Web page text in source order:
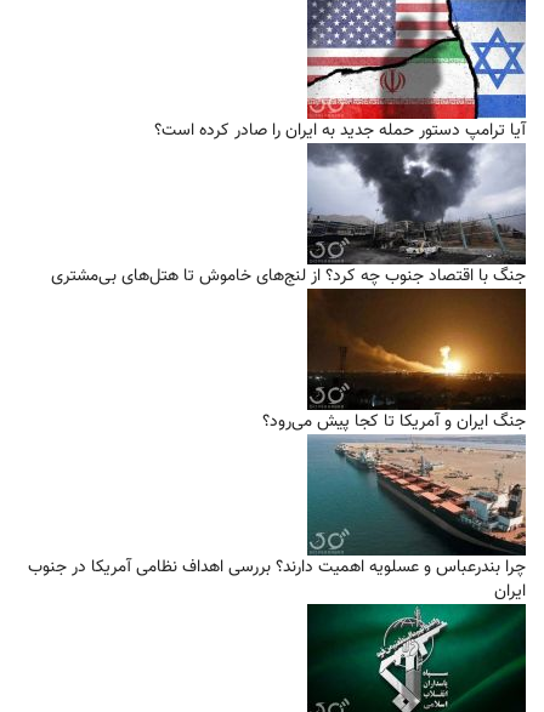
آیا ترامپ دستور حمله جدید به ایران را صادر کرده است؟
جنگ با اقتصاد جنوب چه کرد؟ از لنج‌های خاموش تا هتل‌های بی‌مشتری
جنگ ایران و آمریکا تا کجا پیش می‌رود؟
چرا بندرعباس و عسلویه اهمیت دارند؟ بررسی اهداف نظامی آمریکا در جنوب
ایران